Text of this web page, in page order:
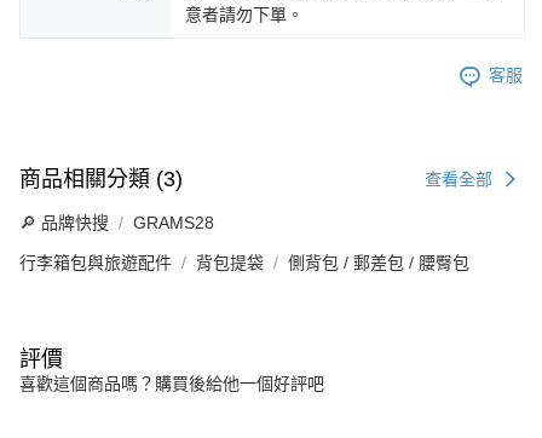
意者請勿下單。
客服
商品相關分類 (3) 查看全部
🔎 品牌快搜 GRAMS28
行李箱包與旅遊配件 背包提袋 側背包 / 郵差包 / 腰臀包
評價
喜歡這個商品嗎？購買後給他一個好評吧